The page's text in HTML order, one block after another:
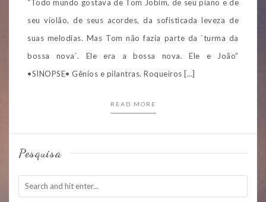
“Todo mundo gostava de Tom Jobim, de seu piano e de
seu violão, de seus acordes, da sofisticada leveza de
suas melodias. Mas Tom não fazia parte da `turma da
bossa nova`. Ele era a bossa nova. Ele e João”
•SINOPSE• Gênios e pilantras. Roqueiros […]
READ MORE
Pesquisa